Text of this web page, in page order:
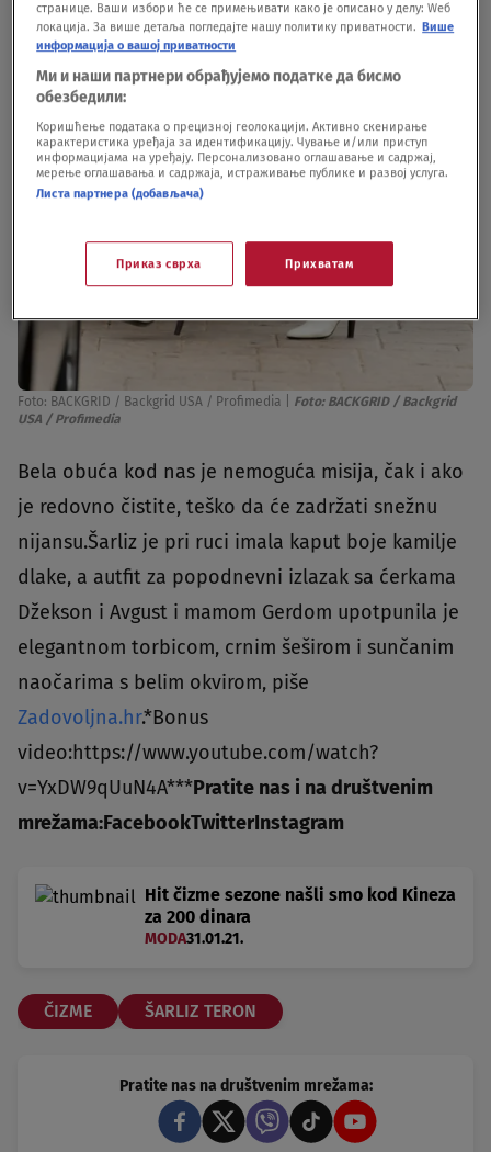
Foto: BACKGRID / Backgrid USA / Profimedia
Foto: BACKGRID / Backgrid
USA / Profimedia
Bela obuća kod nas je nemoguća misija, čak i ako
je redovno čistite, teško da će zadržati snežnu
nijansu.Šarliz je pri ruci imala kaput boje kamilje
dlake, a autfit za popodnevni izlazak sa ćerkama
Džekson i Avgust i mamom Gerdom upotpunila je
elegantnom torbicom, crnim šeširom i sunčanim
naočarima s belim okvirom, piše
Zadovoljna.hr.*Bonus
video:https://www.youtube.com/watch?
v=YxDW9qUuN4A***Pratite nas i na društvenim
mrežama:FacebookTwitterInstagram
Hit čizme sezone našli smo kod Kineza
za 200 dinara
MODA31.01.21.
ČIZME ŠARLIZ TERON
Pratite nas na društvenim mrežama:
странице. Ваши избори ће се примењивати како је описано у делу: Wеб
локација. За више детаља погледајте нашу политику приватности. Више
информација о вашој приватности
Ми и наши партнери обрађујемо податке да бисмо
обезбедили:
Коришћење података о прецизној геолокацији. Активно скенирање
карактеристика уређаја за идентификацију. Чување и/или приступ
информацијама на уређају. Персонализовано оглашавање и садржај,
мерење оглашавања и садржаја, истраживање публике и развој услуга.
Листа партнера (добављача)
Приказ сврха Прихватам